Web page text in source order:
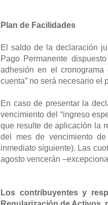
Plan de Facilidades
El saldo de la declaración
Pago Permanente
adhesión en el
cuenta” no será necesario el
En caso de presentar la
vencimiento del “ingreso
que resulte de aplicación la
del mes de vencimiento
inmediato siguiente). Las
agosto vencerán
Los contribuyentes y